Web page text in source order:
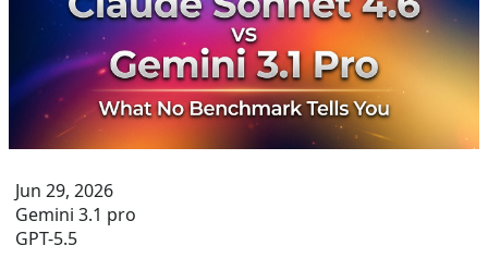
Jun 29, 2026
Gemini 3.1 pro
GPT-5.5